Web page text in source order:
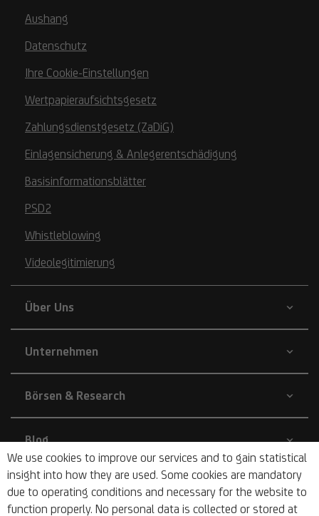
We use cookies to improve our services and to gain statistical
insight into how they are used. Some cookies are mandatory
due to operating conditions and necessary for the website to
function properly. No personal data is collected or stored at
Aushang
Datenschutz
Ihre Cookie-Einstellungen
Wertpapieraufsichtsgesetz
Zahlungsdienstgesetz (ZaDiG)
Einlagensicherung & Anlegerentschädigung
Basisinformationsblätter
PSD2
Whistleblowing
Videolegitimierung
Über Uns
Unternehmen
Börsen & Research
Blog
Nachhaltigkeit